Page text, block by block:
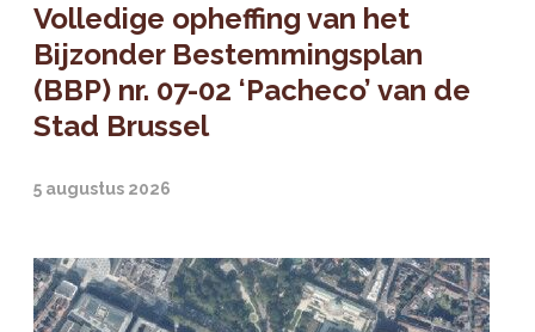
Volledige opheffing van het
Bijzonder Bestemmingsplan
(BBP) nr. 07-02 ‘Pacheco’ van de
Stad Brussel
5 augustus 2026